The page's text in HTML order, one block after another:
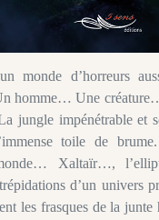
monde d’horreurs
homme… Une
jungle impénétrable et
toile de
Xaltaïr…,
d’un univers
les frasques de la junte